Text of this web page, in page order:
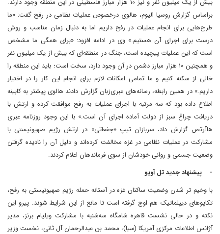
براساس گزارش روسیا الیوم، هالوی درخصوص عملیات نظامی در رفح گفت: «ما
طرح‌هایی برای انجام عملیات در رفح داریم اما به دنبال زمان مناسب و روش
درست برای اجرای آن هستیم.» وی در ادامه افزود: «برای همگی ما مشخص
است که این عملیات پیچیده است، جنگ در منطقه‌ای که بیش از یک میلیون نفر
و همچنین ۱۰ هزار مبارز دشمن در آن وجود دارد، سخت است؛ باید این منطقه را
خالی از سکنه کنیم و ما تمامی امکانات لازم برای انجام این کار را در اختیار
داریم.» در همین رابطه، رسانه‌های عبری‌زبان گزارش دادند هالوی پیشتر به کابینه
اطلاع داده بود که سه مرتبه با اجرای عملیات به رفح موافقت کرده و ارتش با
دریافت چراغ سبز از دولت آماده اجرای آن است.» با این وجود روزنامه عبری
هاآرتص گزارش داد، سربازان تیپ «جفعاتی» در ارتش رژیم صهیونیستی با
مشارکت در عملیات نظامی در غزه مخالفت کرده‌اند و دلیل آن را نادیده گرفتن
وضعیت جسمی و روانی‌ خودشان از سوی فرماندهان اعلام کردند.
- پیشنهاد جدید تل آویو
با وخیم تر شدن وضعیت ساکنان غزه در آستانه حمله رژیم صهیونیستی به رفح،
تکاپوهای دیپلماتیک هم اوج گرفته است تا مانع از این شرایط شوند. پیرو این
نکته و در حالی نشست قاهره شامگاه سه‌شنبه با مشارکت ویلیام برنز، مدیر
آژانس اطلاعات مرکزی آمریکا (سیا)، محمد بن عبدالرحمان آل ثانی، نخست وزیر